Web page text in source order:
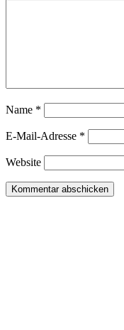
Name *
E-Mail-Adresse *
Website